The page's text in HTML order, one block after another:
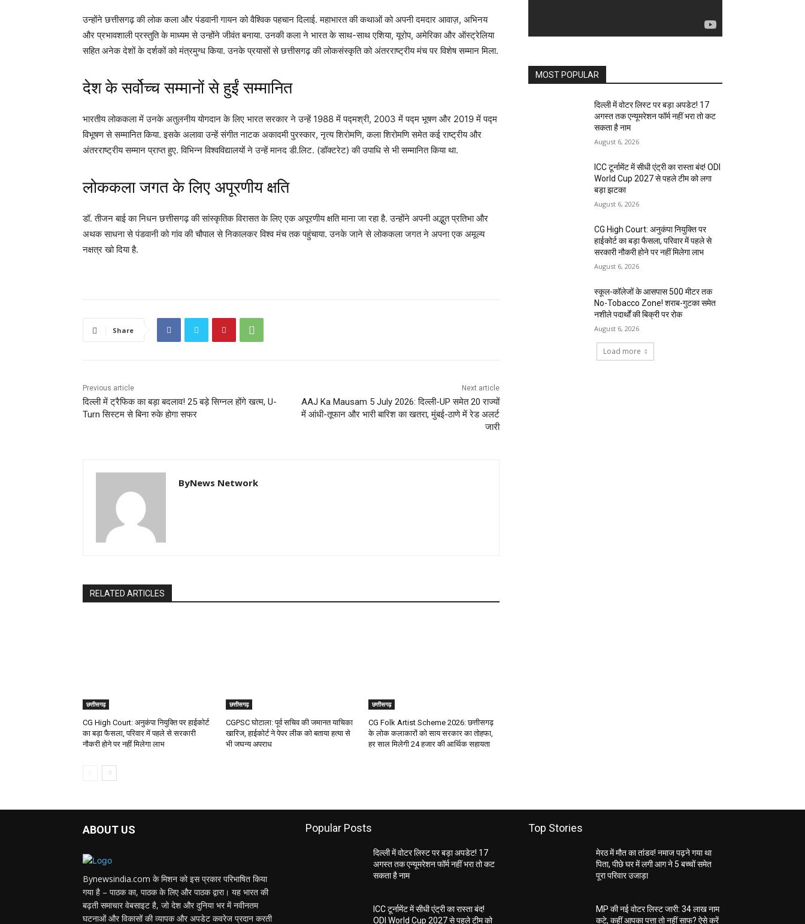
उन्होंने छत्तीसगढ़ की लोक कला और पंडवानी गायन को वैश्विक पहचान दिलाई. महाभारत की कथाओं को अपनी दमदार आवाज़, अभिनय
और प्रभावशाली प्रस्तुति के माध्यम से उन्होंने जीवंत बनाया. उनकी कला ने भारत के साथ-साथ एशिया, यूरोप, अमेरिका और ऑस्ट्रेलिया
सहित अनेक देशों के दर्शकों को मंत्रमुग्ध किया. उनके प्रयासों से छत्तीसगढ़ की लोकसंस्कृति को अंतरराष्ट्रीय मंच पर विशेष सम्मान मिला.
देश के सर्वोच्च सम्मानों से हुईं सम्मानित
भारतीय लोककला में उनके अतुलनीय योगदान के लिए भारत सरकार ने उन्हें 1988 में पद्मश्री, 2003 में पद्म भूषण और 2019 में पद्म
विभूषण से सम्मानित किया. इसके अलावा उन्हें संगीत नाटक अकादमी पुरस्कार, नृत्य शिरोमणि, कला शिरोमणि समेत कई राष्ट्रीय और
अंतरराष्ट्रीय सम्मान प्राप्त हुए. विभिन्न विश्वविद्यालयों ने उन्हें मानद डी.लिट. (डॉक्टरेट) की उपाधि से भी सम्मानित किया था.
लोककला जगत के लिए अपूरणीय क्षति
डॉ. तीजन बाई का निधन छत्तीसगढ़ की सांस्कृतिक विरासत के लिए एक अपूरणीय क्षति माना जा रहा है. उन्होंने अपनी अद्भुत प्रतिभा और
अथक साधना से पंडवानी को गांव की चौपाल से निकालकर विश्व मंच तक पहुंचाया. उनके जाने से लोककला जगत ने अपना एक अमूल्य
नक्षत्र खो दिया है.
Share
Previous article
दिल्ली में ट्रैफिक का बड़ा बदलाव! 25 बड़े सिग्नल होंगे खत्म, U-
Turn सिस्टम से बिना रुके होगा सफर
Next article
AAJ Ka Mausam 5 July 2026: दिल्ली-UP समेत 20 राज्यों
में आंधी-तूफान और भारी बारिश का खतरा, मुंबई-ठाणे में रेड अलर्ट
जारी
ByNews Network
RELATED ARTICLES
छत्तीसगढ़
CG High Court: अनुकंपा नियुक्ति पर हाईकोर्ट
का बड़ा फैसला, परिवार में पहले से सरकारी
नौकरी होने पर नहीं मिलेगा लाभ
छत्तीसगढ़
CGPSC घोटाला: पूर्व सचिव की जमानत याचिका
खारिज, हाईकोर्ट ने पेपर लीक को बताया हत्या से
भी जघन्य अपराध
छत्तीसगढ़
CG Folk Artist Scheme 2026: छत्तीसगढ़
के लोक कलाकारों को साय सरकार का तोहफा,
हर साल मिलेगी 24 हजार की आर्थिक सहायता
MOST POPULAR
दिल्ली में वोटर लिस्ट पर बड़ा अपडेट! 17
अगस्त तक एन्यूमरेशन फॉर्म नहीं भरा तो कट
सकता है नाम
August 6, 2026
ICC टूर्नामेंट में सीधी एंट्री का रास्ता बंद! ODI
World Cup 2027 से पहले टीम को लगा
बड़ा झटका
August 6, 2026
CG High Court: अनुकंपा नियुक्ति पर
हाईकोर्ट का बड़ा फैसला, परिवार में पहले से
सरकारी नौकरी होने पर नहीं मिलेगा लाभ
August 6, 2026
स्कूल-कॉलेजों के आसपास 500 मीटर तक
No-Tobacco Zone! शराब-गुटका समेत
नशीले पदार्थों की बिक्री पर रोक
August 6, 2026
Load more
ABOUT US
Bynewsindia.com के मिशन को इस प्रकार परिभाषित किया
गया है – पाठक का, पाठक के लिए और पाठक द्वारा। यह भारत की
बढ़ती समाचार वेबसाइट है, जो देश और दुनिया भर में नवीनतम
घटनाओं और विकासों की व्यापक और अपडेट कवरेज प्रदान करती
Popular Posts
दिल्ली में वोटर लिस्ट पर बड़ा अपडेट! 17
अगस्त तक एन्यूमरेशन फॉर्म नहीं भरा तो कट
सकता है नाम
ICC टूर्नामेंट में सीधी एंट्री का रास्ता बंद!
ODI World Cup 2027 से पहले टीम को
Top Stories
मेरठ में मौत का तांडव! नमाज पढ़ने गया था
पिता, पीछे घर में लगी आग ने 5 बच्चों समेत
पूरा परिवार उजाड़ा
MP की नई वोटर लिस्ट जारी: 34 लाख नाम
कटे, कहीं आपका पत्ता तो नहीं साफ? ऐसे करें